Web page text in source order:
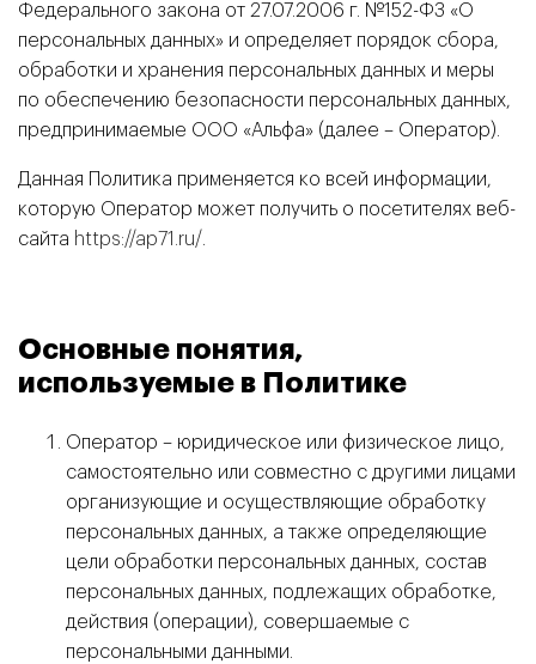
Федерального закона от 27.07.2006 г. №152-ФЗ «О
персональных данных» и определяет порядок сбора,
обработки и хранения персональных данных и меры
по обеспечению безопасности персональных данных,
предпринимаемые ООО «Альфа» (далее – Оператор).
Данная Политика применяется ко всей информации,
которую Оператор может получить о посетителях веб-
сайта https://ap71.ru/.
Основные понятия,
используемые в Политике
Оператор – юридическое или физическое лицо,
самостоятельно или совместно с другими лицами
организующие и осуществляющие обработку
персональных данных, а также определяющие
цели обработки персональных данных, состав
персональных данных, подлежащих обработке,
действия (операции), совершаемые с
персональными данными.